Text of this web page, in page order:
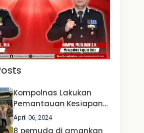
Kompolnas Lakukan
Pemantauan Kesiapan
Operasi Ketupat 2024 di
Polda Jatim Bersama
April 06, 2024
8 pemuda di amankan